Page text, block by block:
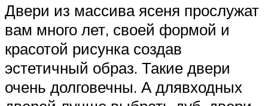
Двери из массива ясеня прослужат
вам много лет, своей формой и
красотой рисунка создав
эстетичный образ. Такие двери
очень долговечны. А длявходных